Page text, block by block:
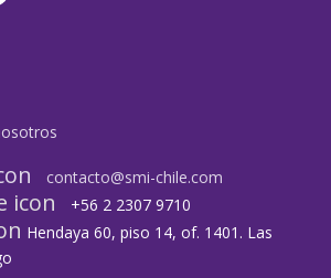
contacto@smi-chile.com
icon +56 2 2307 9710​
Hendaya 60, piso 14, of. 1401. Las